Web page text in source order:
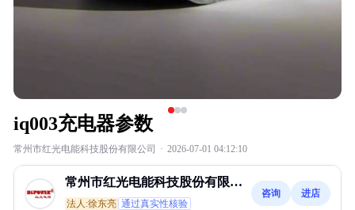
iq003充电器参数
常州市红光电能科技股份有限公司 · 2026-07-01 04:12:10
常州市红光电能科技股份有限公
司
法人:徐东亮 通过真实性核验
咨询 进店